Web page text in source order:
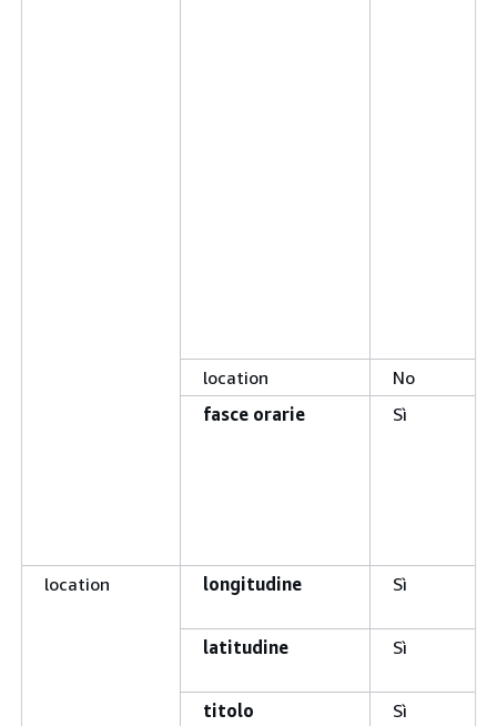
location
No
fasce orarie
Sì
location longitudine Sì
latitudine Sì
titolo Sì